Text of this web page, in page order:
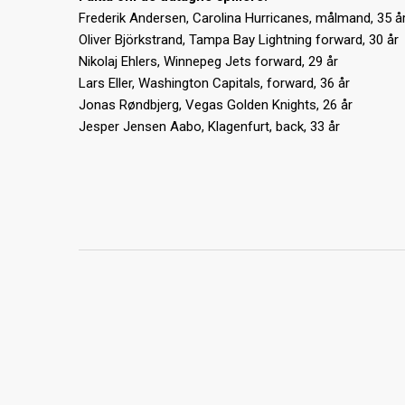
Frederik Andersen, Carolina Hurricanes, målmand, 35
Oliver Björkstrand, Tampa Bay Lightning forward, 30 år
Nikolaj Ehlers, Winnepeg Jets forward, 29 år
Lars Eller, Washington Capitals, forward, 36 år
Jonas Røndbjerg, Vegas Golden Knights, 26 år
Jesper Jensen Aabo, Klagenfurt, back, 33 år